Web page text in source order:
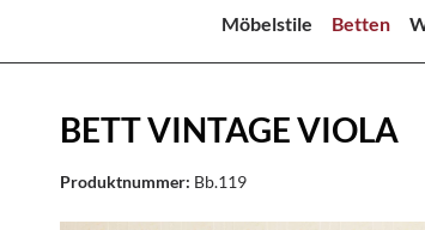
Möbelstile Betten
BETT VINTAGE VIOLA
Produktnummer: Bb.119